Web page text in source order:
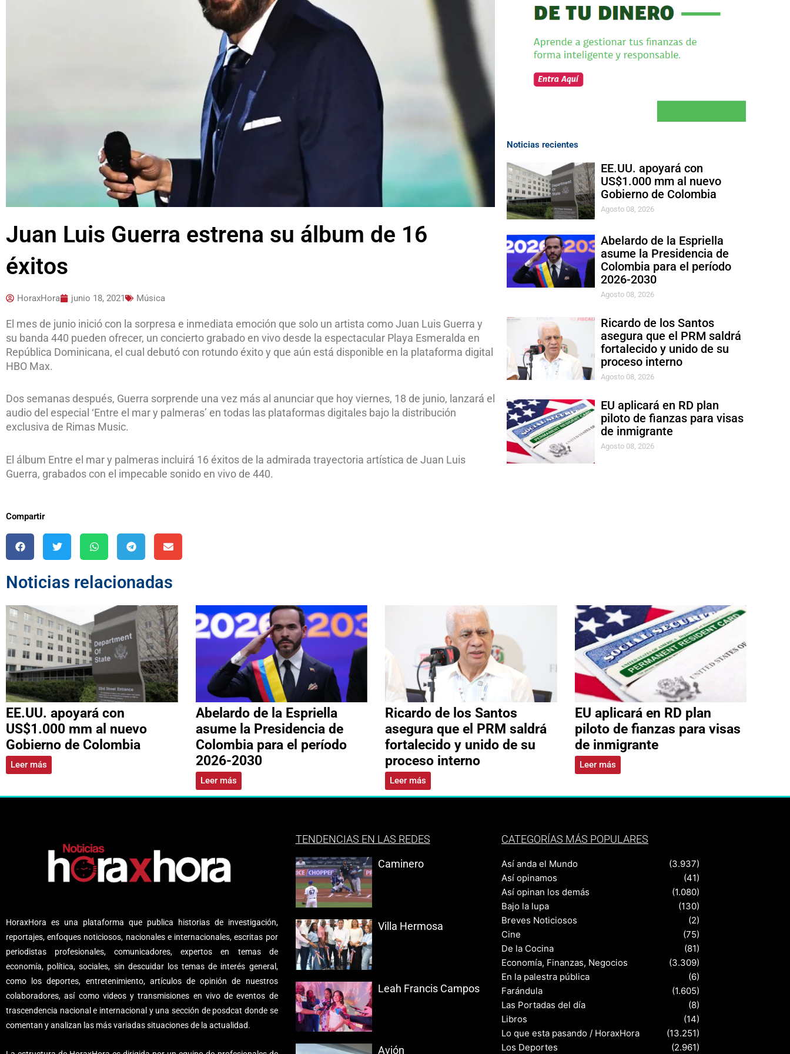
Juan Luis Guerra estrena su álbum de 16
éxitos
HoraxHora junio 18, 2021 Música
El mes de junio inició con la sorpresa e inmediata emoción que solo un artista como Juan Luis Guerra y
su banda 440 pueden ofrecer, un concierto grabado en vivo desde la espectacular Playa Esmeralda en
República Dominicana, el cual debutó con rotundo éxito y que aún está disponible en la plataforma digital
HBO Max.
Dos semanas después, Guerra sorprende una vez más al anunciar que hoy viernes, 18 de junio, lanzará el
audio del especial ‘Entre el mar y palmeras’ en todas las plataformas digitales bajo la distribución
exclusiva de Rimas Music.
El álbum Entre el mar y palmeras incluirá 16 éxitos de la admirada trayectoria artística de Juan Luis
Guerra, grabados con el impecable sonido en vivo de 440.
Compartir
Noticias recientes
EE.UU. apoyará con
US$1.000 mm al nuevo
Gobierno de Colombia
Agosto 08, 2026
Abelardo de la Espriella
asume la Presidencia de
Colombia para el período
2026-2030
Agosto 08, 2026
Ricardo de los Santos
asegura que el PRM saldrá
fortalecido y unido de su
proceso interno
Agosto 08, 2026
EU aplicará en RD plan
piloto de fianzas para visas
de inmigrante
Agosto 08, 2026
Noticias relacionadas
EE.UU. apoyará con
US$1.000 mm al nuevo
Gobierno de Colombia
Leer más
Abelardo de la Espriella
asume la Presidencia de
Colombia para el período
2026-2030
Leer más
Ricardo de los Santos
asegura que el PRM saldrá
fortalecido y unido de su
proceso interno
Leer más
EU aplicará en RD plan
piloto de fianzas para visas
de inmigrante
Leer más
HoraxHora es una plataforma que publica historias de investigación,
reportajes, enfoques noticiosos, nacionales e internacionales, escritas por
periodistas profesionales, comunicadores, expertos en temas de
economía, política, sociales, sin descuidar los temas de interés general,
como los deportes, entretenimiento, artículos de opinión de nuestros
colaboradores, así como videos y transmisiones en vivo de eventos de
trascendencia nacional e internacional y una sección de posdcat donde se
comentan y analizan las más variadas situaciones de la actualidad.
TENDENCIAS EN LAS REDES
Caminero
Villa Hermosa
Leah Francis Campos
Avión
CATEGORÍAS MÁS POPULARES
Así anda el Mundo
(3.937)
Así opinamos
(41)
Así opinan los demás
(1.080)
Bajo la lupa
(130)
Breves Noticiosos
(2)
Cine
(75)
De la Cocina
(81)
Economía, Finanzas, Negocios
(3.309)
En la palestra pública
(6)
Farándula
(1.605)
Las Portadas del día
(8)
Libros
(14)
Lo que esta pasando / HoraxHora
(13.251)
Los Deportes
(2.961)